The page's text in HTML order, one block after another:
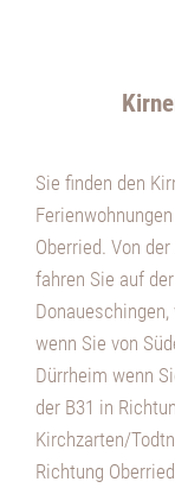
Sie finden den
Oberried. Von
fahren Sie auf
wenn Sie von
Dürrheim wenn
der B31 in
Kirchzarten/
Richtung